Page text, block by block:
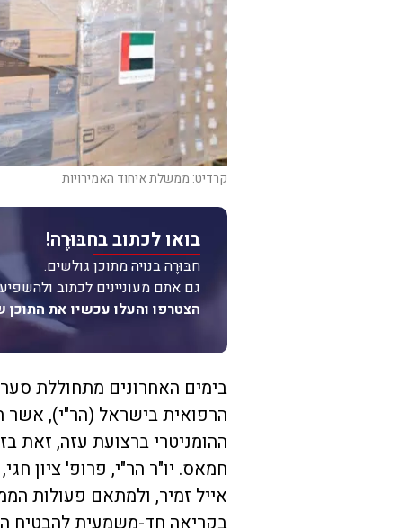
קרדיט: ממשלת איחוד האמירויות
בואו לכתוב בחבּוּרֶה!
חבּוּרֶה בנויה מתוכן גולשים.
גם אתם מעוניינים לכתוב
הצטרפו והעלו עכשיו את התוכן
בימים האחרונים מתחוללת
הרפואית בישראל (הר"י),
ההומניטרי ברצועת עזה, זאת
חמאס. יו"ר הר"י, פרופ' ציון
אייל זמיר, ולמתאם פעולות